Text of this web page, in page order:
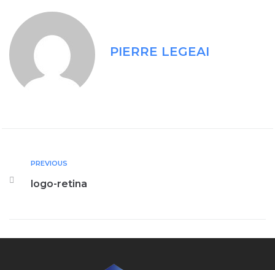
PIERRE LEGEAI
PREVIOUS
logo-retina